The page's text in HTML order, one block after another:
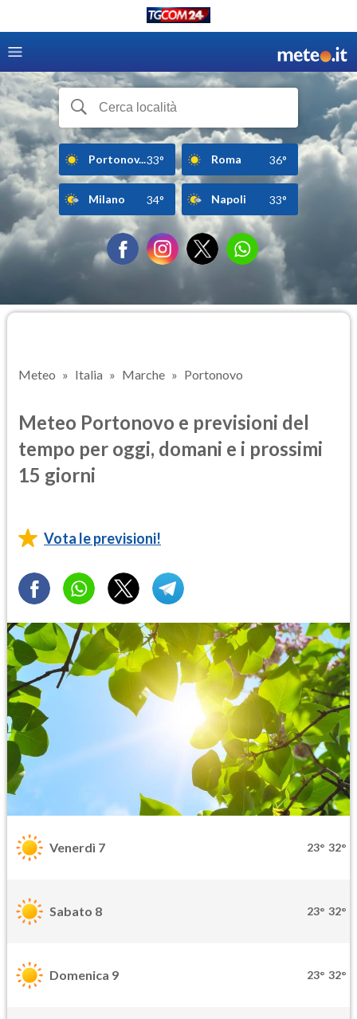
Portonov...33° Roma 36°
Milano 34° Napoli 33°
Meteo Italia Marche Portonovo
Meteo Portonovo e previsioni del
tempo per oggi, domani e i prossimi
15 giorni
Vota le previsioni!
Venerdì 7 23° 32°
Sabato 8 23° 32°
Domenica 9 23° 32°